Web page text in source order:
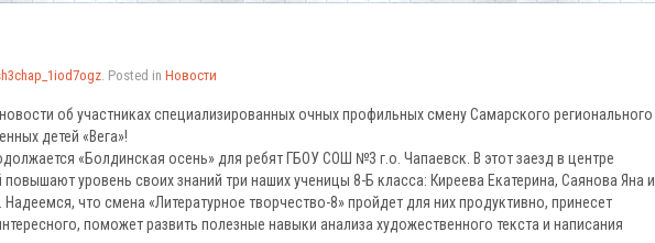
. Posted in Новости
об участниках специализированных очных профильных смену Самарского регионального
детей «Вега»!
«Болдинская осень» для ребят ГБОУ СОШ №3 г.о. Чапаевск. В этот заезд в центре
уровень своих знаний три наших ученицы 8-Б класса: Киреева Екатерина, Саянова Яна и
что смена «Литературное творчество-8» пройдет для них продуктивно, принесет
поможет развить полезные навыки анализа художественного текста и написания